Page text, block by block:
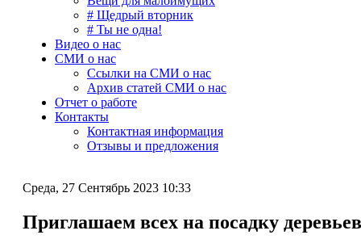
# Щедрый вторник
# Ты не одна!
Видео о нас
СМИ о нас
Ссылки на СМИ о нас
Архив статей СМИ о нас
Отчет о работе
Контакты
Контактная информация
Отзывы и предложения
Среда, 27 Сентябрь 2023 10:33
Приглашаем всех на посадку